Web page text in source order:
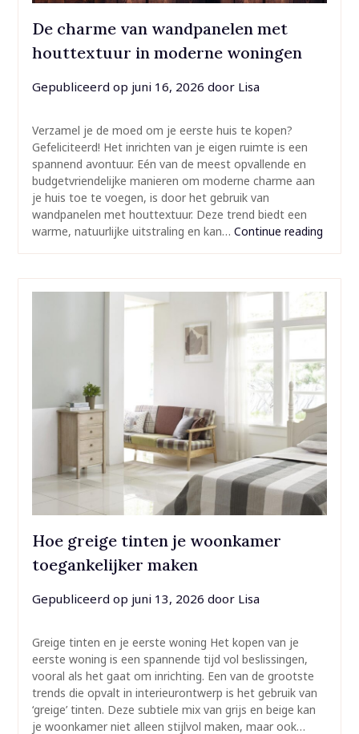
De charme van wandpanelen met
houttextuur in moderne woningen
Gepubliceerd op juni 16, 2026 door Lisa
Verzamel je de moed om je eerste huis te kopen?
Gefeliciteerd! Het inrichten van je eigen ruimte is een
spannend avontuur. Eén van de meest opvallende en
budgetvriendelijke manieren om moderne charme aan
je huis toe te voegen, is door het gebruik van
wandpanelen met houttextuur. Deze trend biedt een
warme, natuurlijke uitstraling en kan… Continue reading
Hoe greige tinten je woonkamer
toegankelijker maken
Gepubliceerd op juni 13, 2026 door Lisa
Greige tinten en je eerste woning Het kopen van je
eerste woning is een spannende tijd vol beslissingen,
vooral als het gaat om inrichting. Een van de grootste
trends die opvalt in interieurontwerp is het gebruik van
‘greige’ tinten. Deze subtiele mix van grijs en beige kan
je woonkamer niet alleen stijlvol maken, maar ook…